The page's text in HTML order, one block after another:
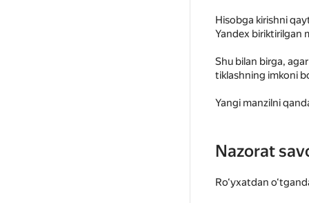
Hisobga kirishni
Yandex biriktirilgan
Shu bilan birga,
tiklashning imkoni
Yangi manzilni
Nazorat
Ro‘yxatdan